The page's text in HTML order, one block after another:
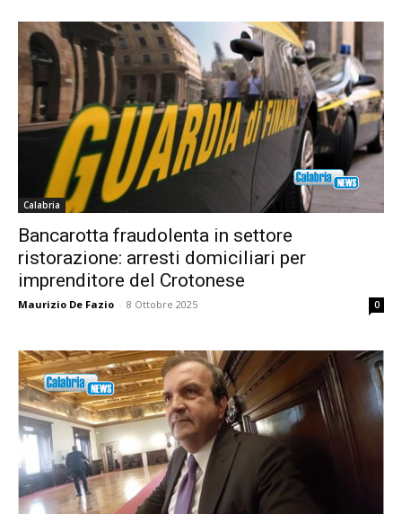
Calabria
Bancarotta fraudolenta in settore
ristorazione: arresti domiciliari per
imprenditore del Crotonese
Maurizio De Fazio - 8 Ottobre 2025 0